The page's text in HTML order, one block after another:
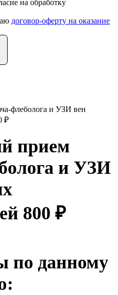
на обработку
договор-оферту на оказание
прием
и УЗИ
800 ₽
по данному